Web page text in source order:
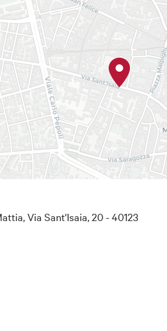
料、不同体裁的史
科技，用于向公众
历史回忆研究所
一座建筑内，将
视听展厅和教学展
活动，保证能够向
大屠杀历史政治文
Bergonzini博洛尼亚省
资料来源： "Musei
、"Istituto per la
Via Sant'Isaia, 20 - 40123